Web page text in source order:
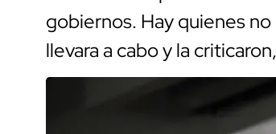
gobiernos. Hay quienes
llevara a cabo y la